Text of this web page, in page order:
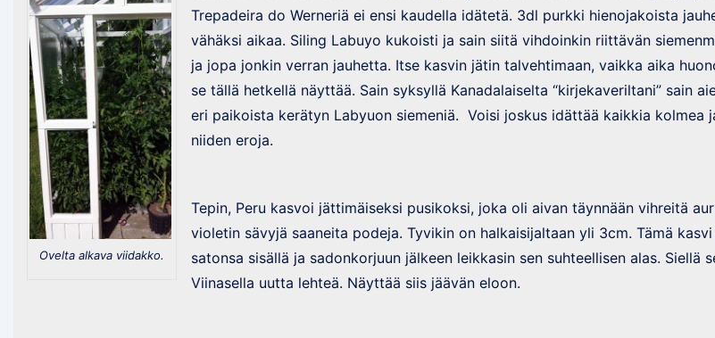
Ovelta alkava viidakko.
Trepadeira do Werneriä ei ensi kaudella idätetä. 3dl purkki hienojakoista
vähäksi aikaa. Siling Labuyo kukoisti ja sain siitä vihdoinkin riittävän
ja jopa jonkin verran jauhetta. Itse kasvin jätin talvehtimaan, vaikka aika
se tällä hetkellä näyttää. Sain syksyllä Kanadalaiselta “kirjekaveriltani” sain
eri paikoista kerätyn Labyuon siemeniä. Voisi joskus idättää kaikkia kolmea
niiden eroja.
Tepin, Peru kasvoi jättimäiseksi pusikoksi, joka oli aivan täynnään vihreitä
violetin sävyjä saaneita podeja. Tyvikin on halkaisijaltaan yli 3cm. Tämä
satonsa sisällä ja sadonkorjuun jälkeen leikkasin sen suhteellisen alas. Siellä
Viinasella uutta lehteä. Näyttää siis jäävän eloon.